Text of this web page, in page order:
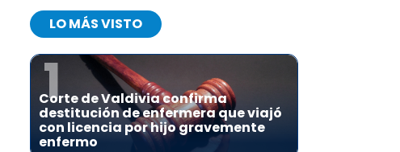
LO MÁS VISTO
1
Corte de Valdivia confirma
destitución de enfermera que viajó
con licencia por hijo gravemente
enfermo